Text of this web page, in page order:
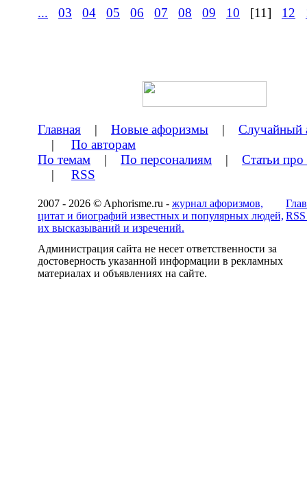
...
03 04 05 06 07 08 09 10 [11] 12
Главная | Новые афоризмы | Случайный
| По авторам
По темам | По персоналиям | Статьи
| RSS
2007 - 2026 © Aphorisme.ru - журнал афоризмов,
цитат и биографий известных и популярных людей,
их высказываний и изречений.
Администрация сайта не несет ответственности за
достоверность указанной информации в рекламных
материалах и объявлениях на сайте.